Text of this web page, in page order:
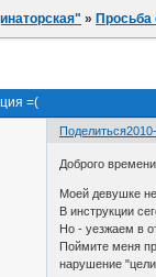
»
=(
Поделиться
Доброго
Моей девушке
В инструкции
Но - уезжаем в
Поймите меня
нарушение